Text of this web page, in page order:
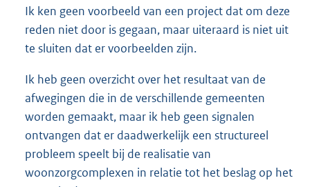
Ik ken geen voorbeeld van een project dat om deze
reden niet door is gegaan, maar uiteraard is niet uit
te sluiten dat er voorbeelden zijn.
Ik heb geen overzicht over het resultaat van de
afwegingen die in de verschillende gemeenten
worden gemaakt, maar ik heb geen signalen
ontvangen dat er daadwerkelijk een structureel
probleem speelt bij de realisatie van
woonzorgcomplexen in relatie tot het beslag op het